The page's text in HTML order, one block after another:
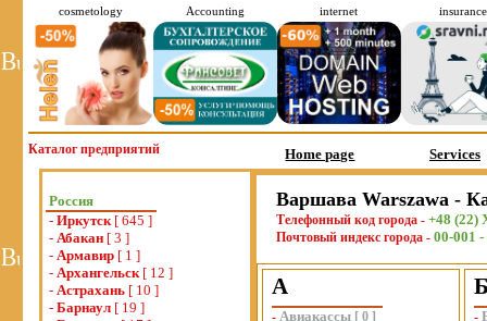
cosmetology Accounting internet insurance
Каталог предприятий Home page Services
Россия
- Иркутск[ 645 ]
- Абакан [ 3 ]
- Армавир [ 1 ]
- Архангельск[ 12 ]
- Астрахань [ 10 ]
- Барнаул [ 19 ]
Варшава Warszawa -
Телефонный код города - +48 (22)
Почтовый индекс города - 00-001
А
- Авиакассы [ 0 ]
-